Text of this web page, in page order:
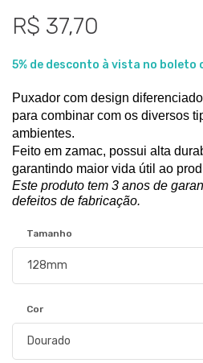
R$ 37,70
5% de desconto à vista no boleto
Puxador com design
para combinar com os diversos
ambientes.
Feito em zamac, possui alta
garantindo maior vida útil ao
Este produto tem 3 anos de
defeitos de fabricação.
Tamanho
Cor